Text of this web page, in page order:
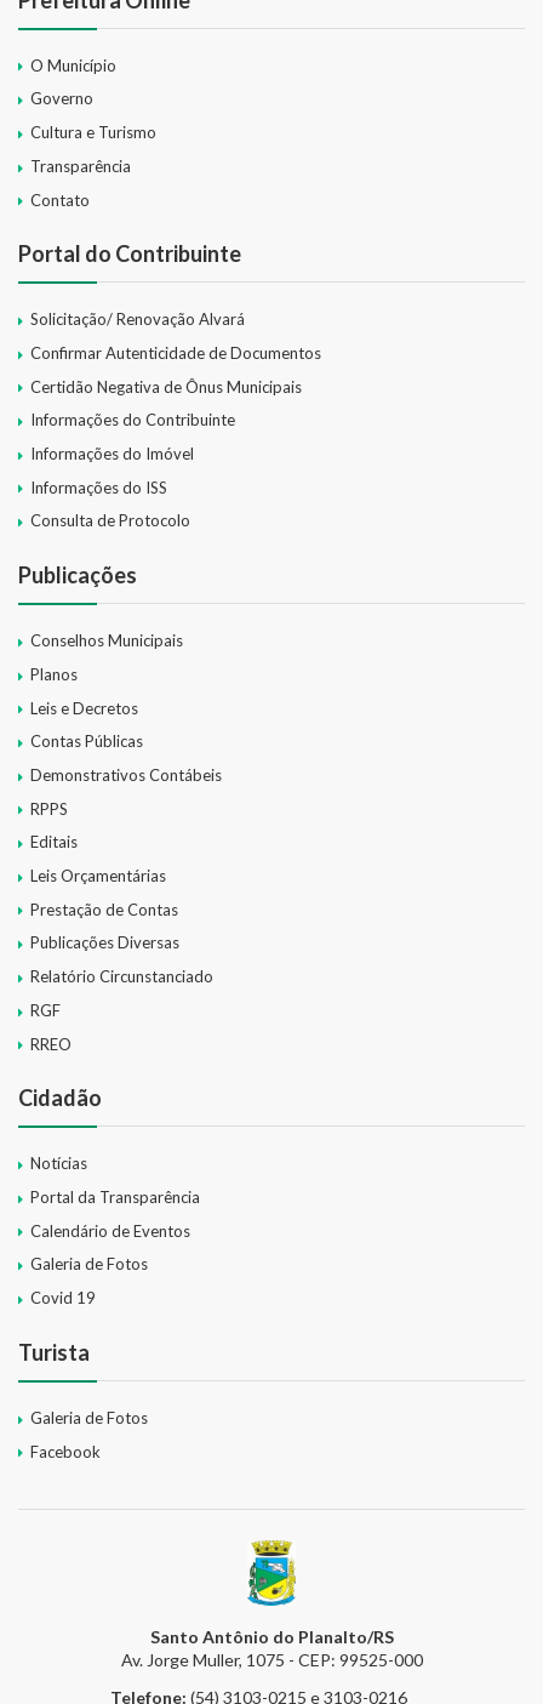
O Município
Governo
Cultura e Turismo
Transparência
Contato
Portal do Contribuinte
Solicitação/ Renovação Alvará
Confirmar Autenticidade de Documentos
Certidão Negativa de Ônus Municipais
Informações do Contribuinte
Informações do Imóvel
Informações do ISS
Consulta de Protocolo
Publicações
Conselhos Municipais
Planos
Leis e Decretos
Contas Públicas
Demonstrativos Contábeis
RPPS
Editais
Leis Orçamentárias
Prestação de Contas
Publicações Diversas
Relatório Circunstanciado
RGF
RREO
Cidadão
Notícias
Portal da Transparência
Calendário de Eventos
Galeria de Fotos
Covid 19
Turista
Galeria de Fotos
Facebook
Santo Antônio do Planalto/RS
Av. Jorge Muller, 1075 - CEP: 99525-000
Telefone: (54) 3103-0215 e 3103-0216